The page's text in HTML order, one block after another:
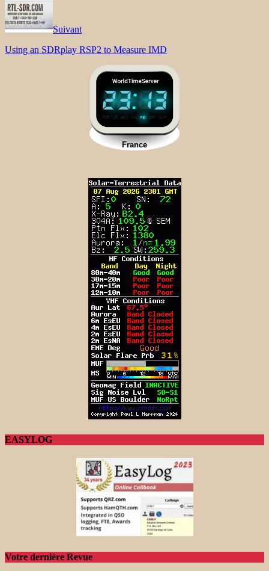
Suivant
Using an SDRplay RSP2 to Measure IMD
EASYLOG
Votre dernière Revue